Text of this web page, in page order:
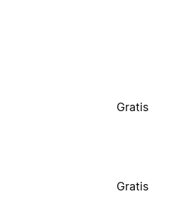
Gratis
Gratis